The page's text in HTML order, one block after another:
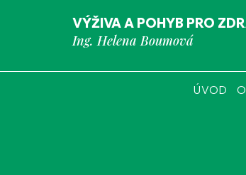
VÝŽIVA A POHYB PRO
Ing. Helena Boumová
ÚVOD